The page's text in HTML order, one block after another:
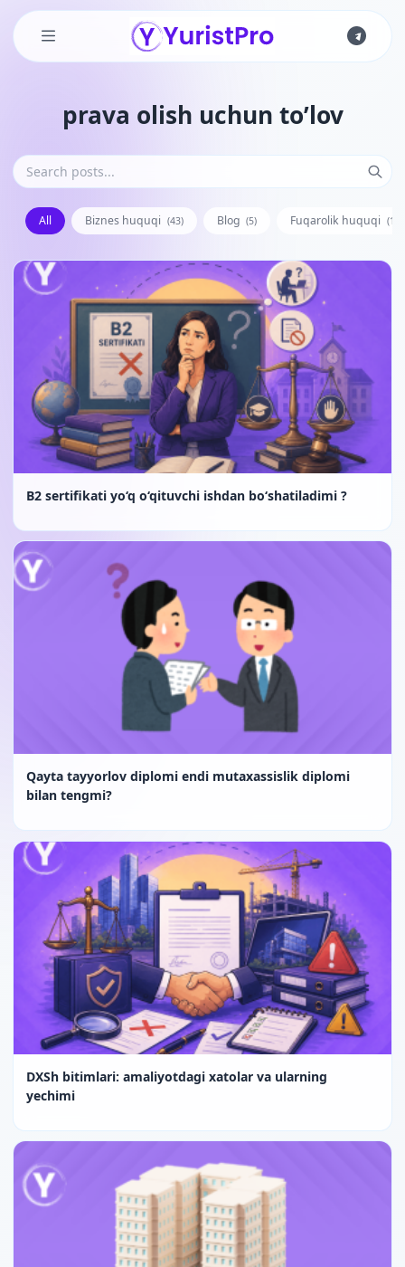
prava olish uchun to’lov
All Biznes huquqi (43) Blog (5) Fuqarolik huquqi
B2 sertifikati yo‘q o‘qituvchi ishdan bo‘shatiladimi ?
Qayta tayyorlov diplomi endi mutaxassislik diplomi
bilan tengmi?
DXSh bitimlari: amaliyotdagi xatolar va ularning
yechimi